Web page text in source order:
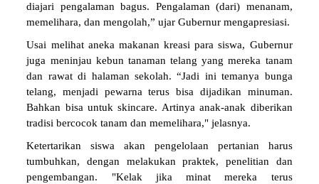
diajari pengalaman bagus. Pengalaman (dari) menanam,
memelihara, dan mengolah,” ujar Gubernur mengapresiasi.
Usai melihat aneka makanan kreasi para siswa, Gubernur
juga meninjau kebun tanaman telang yang mereka tanam
dan rawat di halaman sekolah. “Jadi ini temanya bunga
telang, menjadi pewarna terus bisa dijadikan minuman.
Bahkan bisa untuk skincare. Artinya anak-anak diberikan
tradisi bercocok tanam dan memelihara," jelasnya.
Ketertarikan siswa akan pengelolaan pertanian harus
tumbuhkan, dengan melakukan praktek, penelitian dan
pengembangan. "Kelak jika minat mereka terus